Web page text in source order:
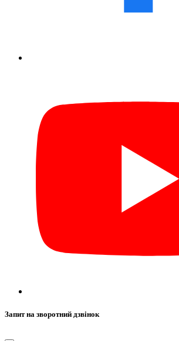
Запит на зворотний дзвінок